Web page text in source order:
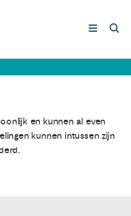
/
en kunnen al even
kunnen intussen zijn